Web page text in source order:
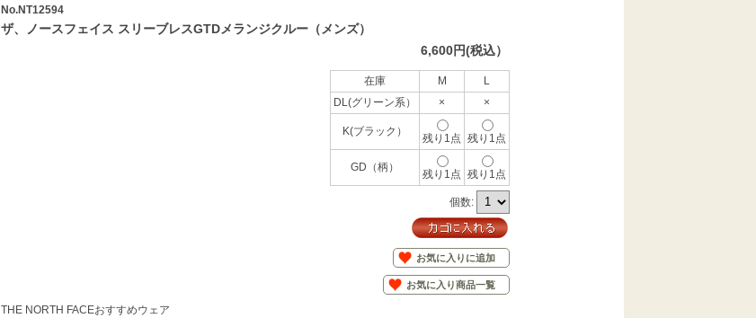
No.NT12594
ザ、ノースフェイス スリーブレスGTDメランジクルー（メンズ）
6,600円(税込）
在庫 M
L
DL(グリーン系）
× ×
K(ブラック）
残り1点 残り1点
GD（柄）
残り1点 残り1点
個数:
お気に入りに追加
お気に入り商品一覧
THE NORTH FACEおすすめウェア